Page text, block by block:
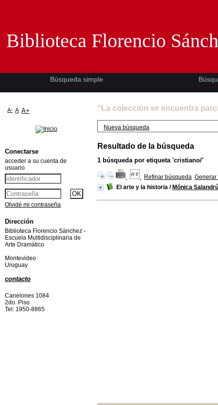
"La colección se encuentra
Nueva búsqueda
Resultado de la búsqueda
1 búsqueda por etiqueta 'cristiano/'
Refinar búsqueda Generar
El arte y la historia / Mónica Salandrú
Biblioteca Florencio
Búsqueda simple
A- A A+
Conectarse
acceder a su cuenta de
usuario
Olvidé mi contraseña
Dirección
Biblioteca Florencio Sànchez -
Escuela Multidisciplinaria de
Arte Dramàtico
Montevideo
Uruguay
contacto
Canelones 1084
2do. Piso
Tel: 1950-8865